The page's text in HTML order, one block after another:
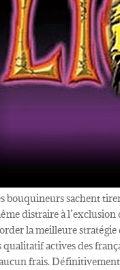
bouquineurs sachent
distraire à
la meilleure stratégie
actives des
frais.